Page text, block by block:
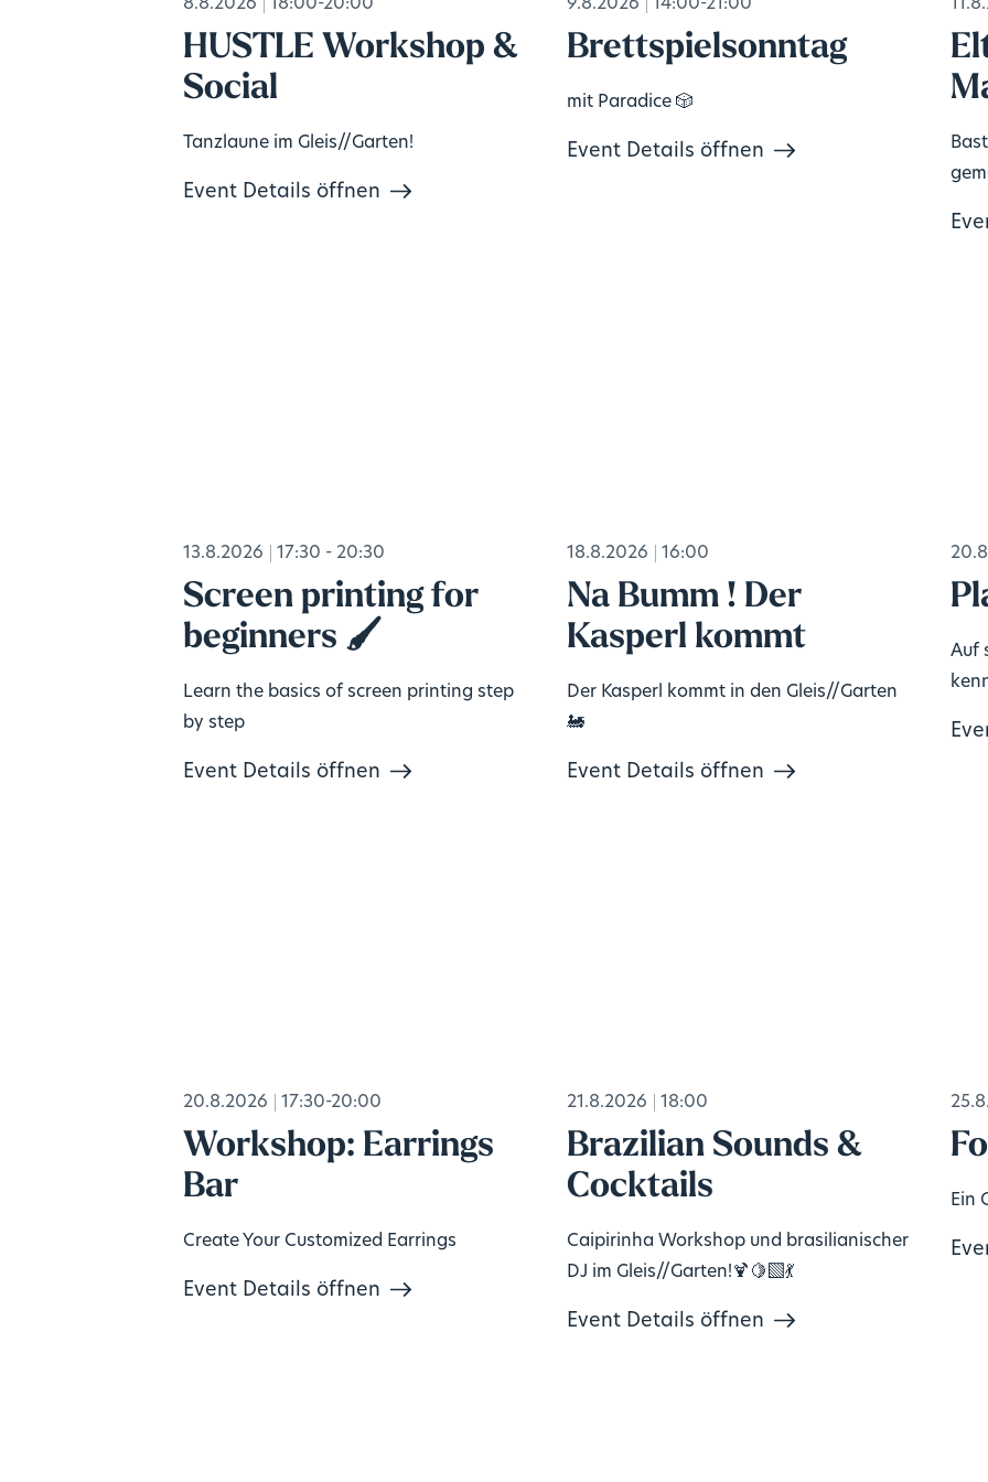
8.8.2026 18:00-20:00
HUSTLE Workshop &
Social
Tanzlaune im Gleis//Garten!
Event Details öffnen
9.8.2026 14:00-21:00
Brettspielsonntag
mit Paradice 🎲
Event Details öffnen
13.8.2026 17:30 - 20:30
Screen printing for
beginners 🖌️
Learn the basics of screen printing step
by step
Event Details öffnen
18.8.2026 16:00
Na Bumm ! Der
Kasperl kommt
Der Kasperl kommt in den Gleis//Garten
🚂
Event Details öffnen
Auf
20.8.2026 17:30-20:00
Workshop: Earrings
Bar
Create Your Customized Earrings
Event Details öffnen
21.8.2026 18:00
Brazilian Sounds &
Cocktails
Caipirinha Workshop und brasilianischer
DJ im Gleis//Garten!🍹🍋‍🟩💃
Event Details öffnen
Ein